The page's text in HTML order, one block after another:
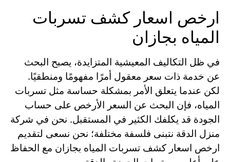
ارخص اسعار كشف تسربات
المياه بجازان
في ظل التكاليف المعيشية المتزايدة، يصبح البحث
عن خدمة ذات سعر معقول أمرًا مفهومًا ومنطقيًا.
لكن عندما يتعلق الأمر بمشكلة حساسة مثل تسربات
المياه، فإن البحث عن السعر الأرخص على حساب
الجودة قد يكلفك الكثير في المستقبل. نحن في شركة
منزل الدقة نتبنى فلسفة مختلفة؛ نحن نسعى لتقديم
ارخص اسعار كشف تسربات المياه بجازان مع الحفاظ